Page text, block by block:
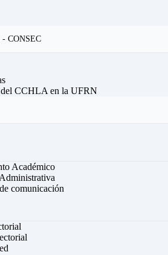
- CONSEC
del CCHLA en la UFRN
Académico
comunicación